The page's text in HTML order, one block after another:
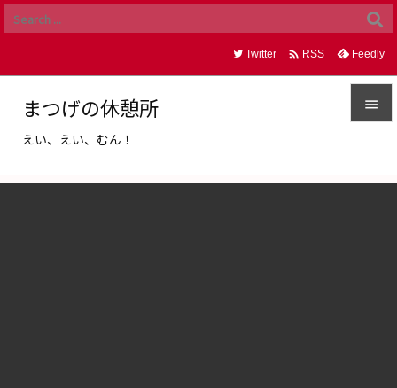
まつげの休憩所
えい、えい、むん！


Twitter  RSS Feedly